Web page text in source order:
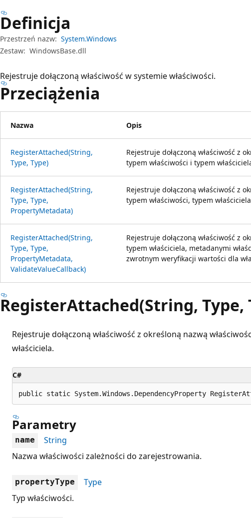
Definicja
Przestrzeń nazw: System.Windows
Zestaw: WindowsBase.dll
Rejestruje dołączoną właściwość w systemie właściwości.
Przeciążenia
Nazwa Opis
RegisterAttached(String,
Type, Type)
Rejestruje dołączoną właściwość z
typem właściwości i typem
RegisterAttached(String,
Type, Type,
PropertyMetadata)
Rejestruje dołączoną właściwość z
typem właściwości, typem
RegisterAttached(String,
Type, Type,
PropertyMetadata,
ValidateValueCallback)
Rejestruje dołączoną właściwość z
typem właściciela, metadanymi
zwrotnym weryfikacji wartości dla
RegisterAttached(String, Type,
Rejestruje dołączoną właściwość z określoną nazwą
właściciela.
C#
public static System.Windows.DependencyProperty
Parametry
name
String
Nazwa właściwości zależności do zarejestrowania.
propertyType
Type
Typ właściwości.